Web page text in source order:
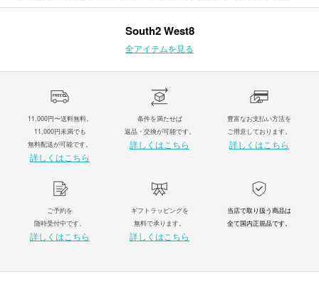
South2 West8
全アイテムを見る
11,000円〜送料無料。
11,000円未満でも
無料配送が可能です。
詳しくはこちら
条件を満たせば
返品・交換が可能です。
詳しくはこちら
豊富なお支払い方法を
ご用意しております。
詳しくはこちら
ご予約を
随時受付中です。
詳しくはこちら
ギフトラッピングを
無料で承ります。
詳しくはこちら
当店で取り扱う商品は
全て国内正規品です。